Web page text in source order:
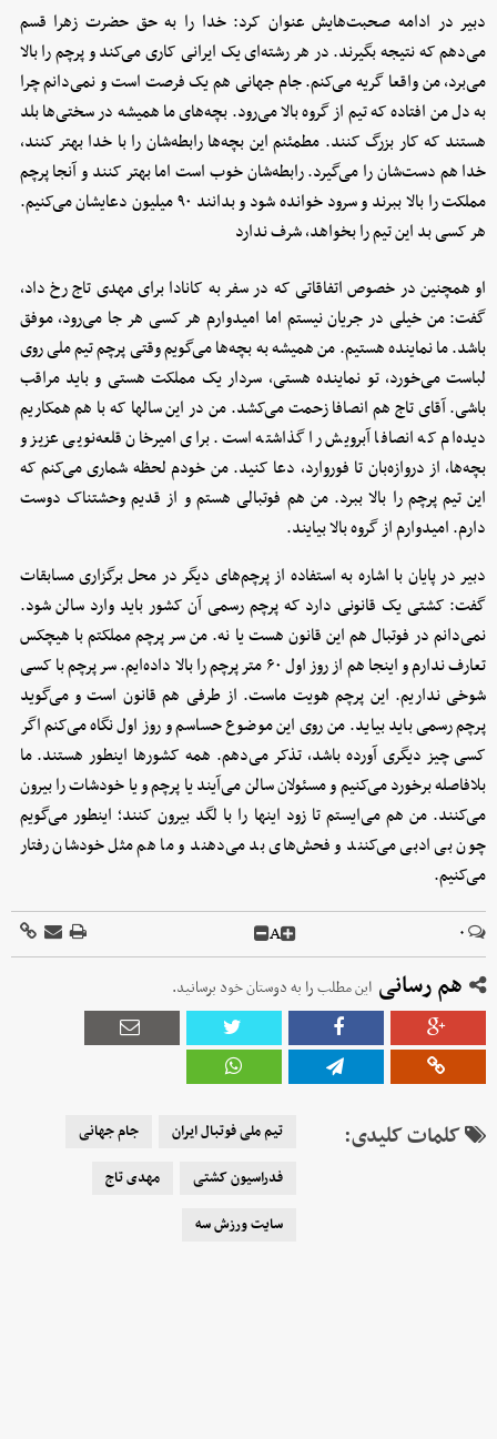
دبیر در ادامه صحبت‌هایش عنوان کرد: خدا را به حق حضرت زهرا قسم
می‌دهم که نتیجه بگیرند. در هر رشته‌ای یک ایرانی کاری می‌کند و پرچم را بالا
می‌برد، من واقعا گریه می‌کنم. جام جهانی هم یک فرصت است و نمی‌دانم چرا
به دل من افتاده که تیم از گروه بالا می‌رود. بچه‌های ما همیشه در سختی‌ها بلد
هستند که کار بزرگ کنند. مطمئنم این بچه‌ها رابطه‌شان را با خدا بهتر کنند،
خدا هم دست‌شان را می‌گیرد. رابطه‌شان خوب است اما بهتر کنند و آنجا پرچم
مملکت را بالا ببرند و سرود خوانده شود و بدانند ۹۰ میلیون دعایشان می‌کنیم.
هر کسی بد این تیم را بخواهد، شرف ندارد
او همچنین در خصوص اتفاقاتی که در سفر به کانادا برای مهدی تاج رخ داد،
گفت: من خیلی در جریان نیستم اما امیدوارم هر کسی هر جا می‌رود، موفق
باشد. ما نماینده هستیم. من همیشه به بچه‌ها می‌گویم وقتی پرچم تیم ملی روی
لباست می‌خورد، تو نماینده هستی، سردار یک مملکت هستی و باید مراقب
باشی. آقای تاج هم انصافا زحمت می‌کشد. من در این سالها که با هم همکاریم
دیده‌ام که انصافا آبرویش را گذاشته است. برای امیرخان قلعه‌نویی عزیز و
بچه‌ها، از دروازه‌بان تا فوروارد، دعا کنید. من خودم لحظه شماری می‌کنم که
این تیم پرچم را بالا ببرد. من هم فوتبالی‌ هستم و از قدیم وحشتناک دوست
دارم. امیدوارم از گروه بالا بیایند.
دبیر در پایان با اشاره به استفاده از پرچم‌های دیگر در محل برگزاری مسابقات
گفت: کشتی یک قانونی دارد که پرچم رسمی آن کشور باید وارد سالن شود.
نمی‌دانم در فوتبال هم این قانون هست یا نه. من سر پرچم مملکتم با هیچکس
تعارف ندارم و اینجا هم از روز اول ۶۰ متر پرچم را بالا داده‌ایم. سر پرچم با کسی
شوخی نداریم. این پرچم هویت ماست. از طرفی هم قانون است و می‌گوید
پرچم رسمی باید بیاید. من روی این موضوع حساسم و روز اول نگاه می‌کنم اگر
کسی چیز دیگری آورده باشد، تذکر می‌دهم. همه کشورها اینطور هستند. ما
بلافاصله برخورد می‌کنیم و مسئولان سالن می‌آیند یا پرچم و یا خودشات را بیرون
می‌کنند. من هم می‌ایستم تا زود اینها را با لگد بیرون کنند؛ اینطور می‌گویم
چون بی ادبی می‌کنند و فحش‌های بد می‌دهند و ما هم مثل خودشان رفتار
می‌کنیم.
۰ A
هم رسانی این مطلب را به دوستان خود برسانید.
کلمات کلیدی: تیم ملی فوتبال ایران
جام جهانی
فدراسیون کشتی
مهدی تاج
سایت ورزش سه